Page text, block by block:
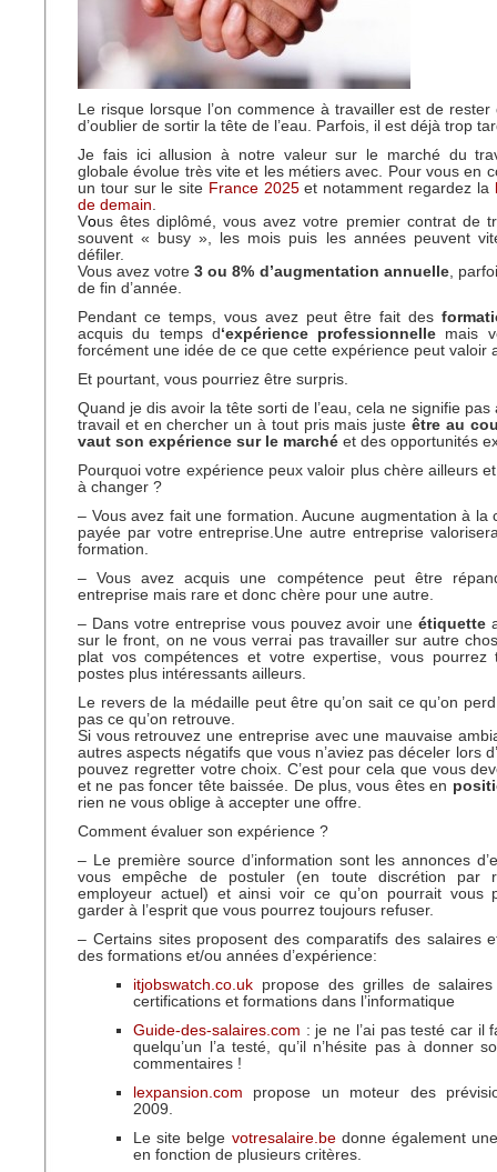
Le risque lorsque l’on commence à travailler est de
d’oublier de sortir la tête de l’eau. Parfois, il est déjà trop
Je fais ici allusion à notre valeur sur le marché du
globale évolue très vite et les métiers avec. Pour vous en
un tour sur le site France 2025et notamment regardez la
de demain.
Vous êtes diplômé, vous avez votre premier contrat de
souvent « busy », les mois puis les années peuvent
défiler.
Vous avez votre3 ou 8% d’augmentation annuelle,
de fin d’année.
Pendant ce temps, vous avez peut être fait des
acquis du temps d ‘expérience professionnelle mais
forcément une idée de ce que cette expérience peut valoir
Et pourtant, vous pourriez être surpris.
Quand je dis avoir la tête sorti de l’eau, cela ne signifie
travail et en chercher un à tout pris mais juste être au
vaut son expérience sur le marché et des opportunités
Pourquoi votre expérience peux valoir plus chère ailleurs
à changer ?
– Vous avez fait une formation. Aucune augmentation à la
payée par votre entreprise.Une autre entreprise
formation.
– Vous avez acquis une compétence peut être
entreprise mais rare et donc chère pour une autre.
– Dans votre entreprise vous pouvez avoir uneétiquette
sur le front, on ne vous verrai pas travailler sur autre
plat vos compétences et votre expertise, vous pourrez
postes plus intéressants ailleurs.
Le revers de la médaille peut être qu’on sait ce qu’on
pas ce qu’on retrouve.
Si vous retrouvez une entreprise avec une mauvaise
autres aspects négatifs que vous n’aviez pas déceler lors
pouvez regretter votre choix. C’est pour cela que vous
et ne pas foncer tête baissée. De plus, vous êtes en
rien ne vous oblige à accepter une offre.
Comment évaluer son expérience ?
– Le première source d’information sont les annonces
vous empêche de postuler (en toute discrétion par
employeur actuel) et ainsi voir ce qu’on pourrait vous
garder à l’esprit que vous pourrez toujours refuser.
– Certains sites proposent des comparatifs des salaires
des formations et/ou années d’expérience:
itjobswatch.co.uk propose des grilles de
certifications et formations dans l’informatique
Guide-des-salaires.com : je ne l’ai pas testé car il
quelqu’un l’a testé, qu’il n’hésite pas à donner
commentaires !
lexpansion.com propose un moteur des
2009.
Le site belge votresalaire.bedonne également
en fonction de plusieurs critères.